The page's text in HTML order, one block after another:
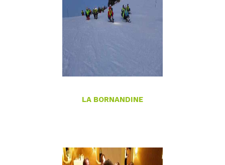
LA BORNANDINE